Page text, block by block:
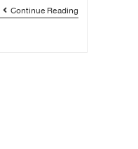
Continue Reading